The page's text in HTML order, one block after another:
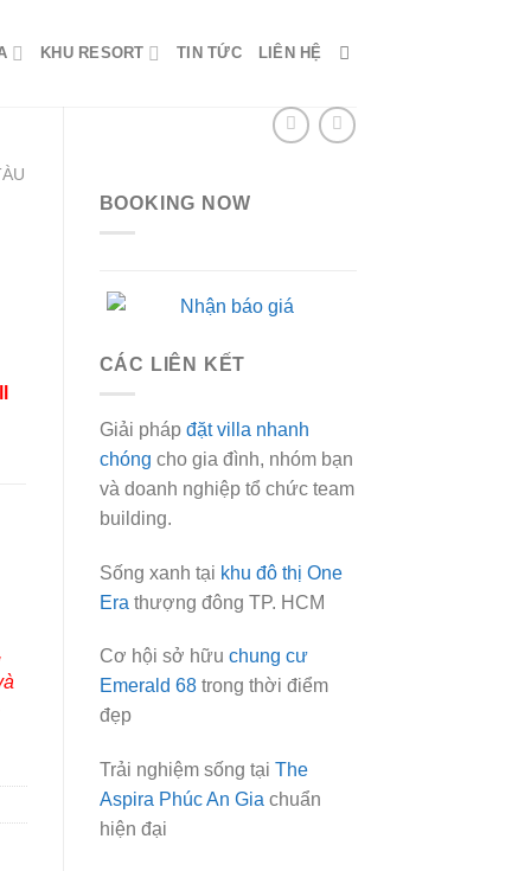
KHU RESORT TIN TỨC LIÊN HỆ
BOOKING NOW
CÁC LIÊN KẾT
Giải pháp đặt villa nhanh
chóng cho gia đình, nhóm bạn
và doanh nghiệp tổ chức team
building.
Sống xanh tại khu đô thị One
Era thượng đông TP. HCM
Cơ hội sở hữu chung cư
Emerald 68trong thời điểm
đẹp
Trải nghiệm sống tại The
Aspira Phúc An Gia chuẩn
hiện đại
₫.